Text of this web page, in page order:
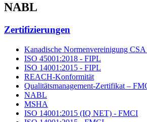
NABL
Zertifizierungen
Kanadische Normenvereinigung
ISO 45001:2018 - FIPL
ISO 14001:2015 - FIPL
REACH-Konformität
Qualitätsmanagement-Zertifikat –
NABL
MSHA
ISO 14001:2015 (IQ NET) - FMCI